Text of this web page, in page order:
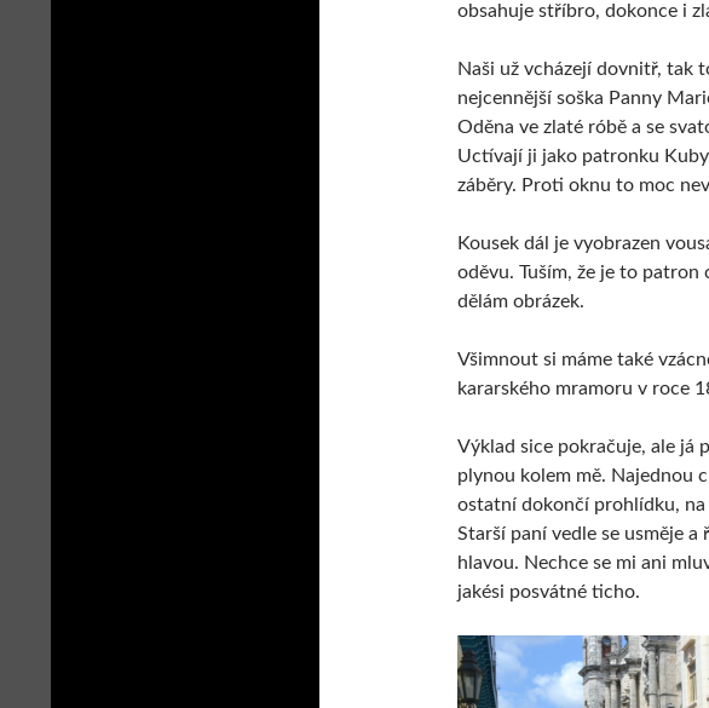
obsahuje stříbro, dokonce i
Naši už vcházejí dovnitř, tak
nejcennější soška Panny
Oděna ve zlaté róbě a se
Uctívají ji jako patronku
záběry. Proti oknu to moc
Kousek dál je vyobrazen
oděvu. Tuším, že je to
dělám obrázek.
Všimnout si máme také
kararského mramoru v roce
Výklad sice pokračuje, ale já
plynou kolem mě. Najednou
ostatní dokončí prohlídku, na
Starší paní vedle se usměje a
hlavou. Nechce se mi ani
jakési posvátné ticho.